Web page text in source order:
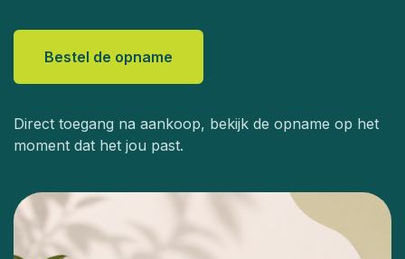
Bestel de opname
Direct toegang na aankoop, bekijk de opname op het
moment dat het jou past.